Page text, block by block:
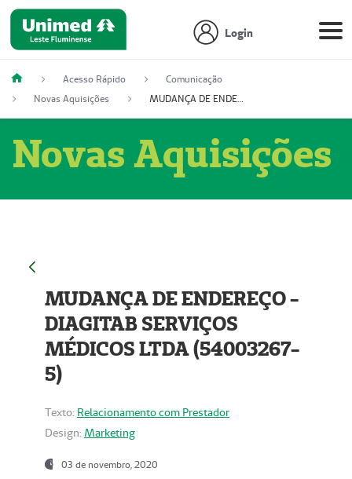
Login
Acesso Rápido
Comunicação
Novas Aquisições
MUDANÇA DE ENDEREÇO - DIAGITAB SERVIÇOS MÉDICOS LTDA (54003267-5)
Novas Aquisições
MUDANÇA DE ENDEREÇO -
DIAGITAB SERVIÇOS
MÉDICOS LTDA (54003267-
5)
Texto: Relacionamento com Prestador
Design: Marketing
03 de novembro, 2020